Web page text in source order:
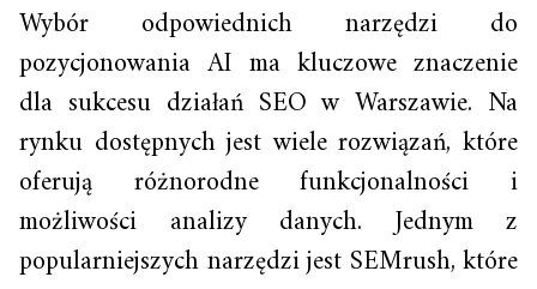
Wybór odpowiednich narzędzi do
pozycjonowania AI ma kluczowe znaczenie
dla sukcesu działań SEO w Warszawie. Na
rynku dostępnych jest wiele rozwiązań, które
oferują różnorodne funkcjonalności i
możliwości analizy danych. Jednym z
popularniejszych narzędzi jest SEMrush, które